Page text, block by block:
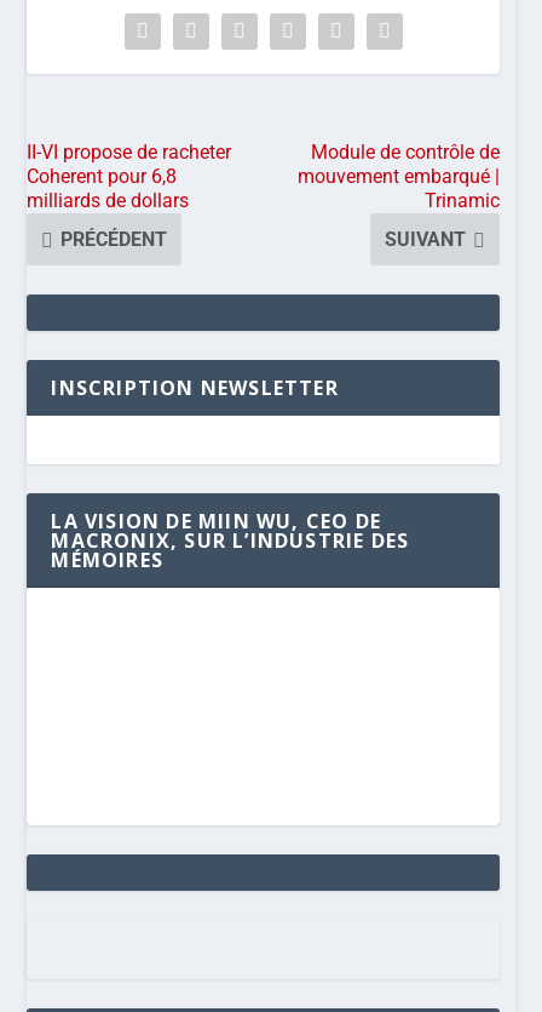
II-VI propose de racheter
Coherent pour 6,8
milliards de dollars
PRÉCÉDENT
Module de contrôle de
mouvement embarqué |
Trinamic
SUIVANT
INSCRIPTION NEWSLETTER
LA VISION DE MIIN WU, CEO DE
MACRONIX, SUR L’INDUSTRIE DES
MÉMOIRES